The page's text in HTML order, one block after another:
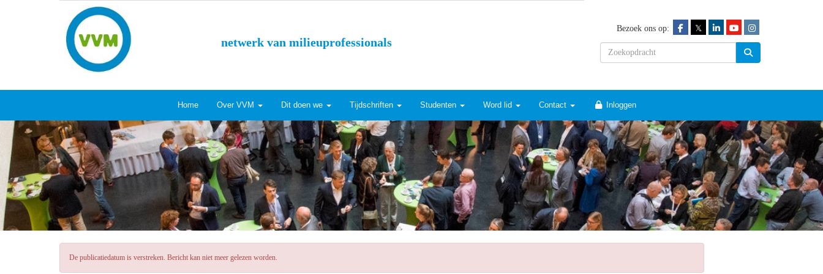
netwerk van milieuprofessionals
Bezoek ons op: 𝕏
Home Over VVM Dit doen we Tijdschriften Studenten Word lid Contact Inloggen
De publicatiedatum is verstreken. Bericht kan niet meer gelezen worden.